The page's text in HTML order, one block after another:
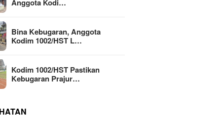
Anggota Kodi…
Bina Kebugaran, Anggota
Kodim 1002/HST L…
Kodim 1002/HST Pastikan
Kebugaran Prajur…